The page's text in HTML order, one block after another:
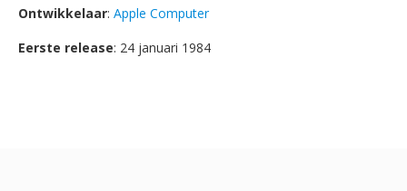
Ontwikkelaar: Apple Computer
Eerste release: 24 januari 1984